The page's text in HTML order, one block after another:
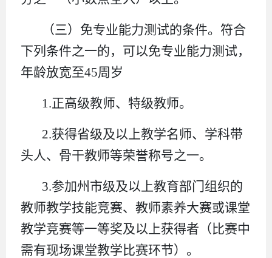
（三）免专业能力测试的条件。符合
下列条件之一的，可以免专业能力测试，
年龄放宽至45周岁
1.正高级教师、特级教师。
2.获得省级及以上教学名师、学科带
头人、骨干教师等荣誉称号之一。
3.参加州市级及以上教育部门组织的
教师教学技能竞赛、教师素养大赛或课堂
教学竞赛等一等奖及以上获得者（比赛中
需有现场课堂教学比赛环节）。